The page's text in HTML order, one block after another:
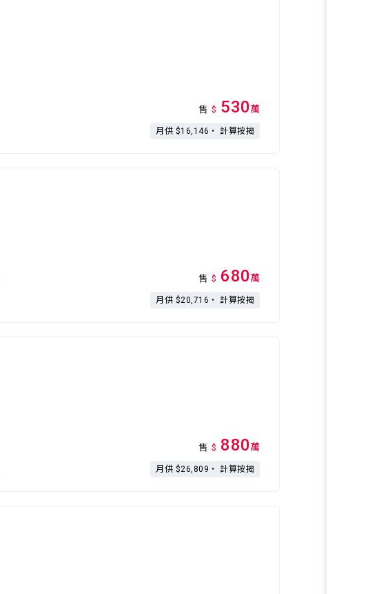
售 $ 530萬
月供 $16,146・ 計算按揭
售 $ 680萬
月供 $20,716・ 計算按揭
售 $ 880萬
月供 $26,809・ 計算按揭